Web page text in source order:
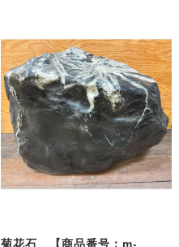
菊花石 【商品番号：m-